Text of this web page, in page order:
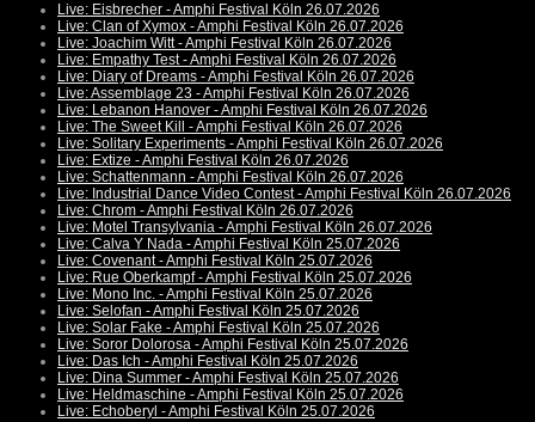
Live: Eisbrecher - Amphi Festival Köln 26.07.2026
Live: Clan of Xymox - Amphi Festival Köln 26.07.2026
Live: Joachim Witt - Amphi Festival Köln 26.07.2026
Live: Empathy Test - Amphi Festival Köln 26.07.2026
Live: Diary of Dreams - Amphi Festival Köln 26.07.2026
Live: Assemblage 23 - Amphi Festival Köln 26.07.2026
Live: Lebanon Hanover - Amphi Festival Köln 26.07.2026
Live: The Sweet Kill - Amphi Festival Köln 26.07.2026
Live: Solitary Experiments - Amphi Festival Köln 26.07.2026
Live: Extize - Amphi Festival Köln 26.07.2026
Live: Schattenmann - Amphi Festival Köln 26.07.2026
Live: Industrial Dance Video Contest - Amphi Festival Köln 26.07.2026
Live: Chrom - Amphi Festival Köln 26.07.2026
Live: Motel Transylvania - Amphi Festival Köln 26.07.2026
Live: Calva Y Nada - Amphi Festival Köln 25.07.2026
Live: Covenant - Amphi Festival Köln 25.07.2026
Live: Rue Oberkampf - Amphi Festival Köln 25.07.2026
Live: Mono Inc. - Amphi Festival Köln 25.07.2026
Live: Selofan - Amphi Festival Köln 25.07.2026
Live: Solar Fake - Amphi Festival Köln 25.07.2026
Live: Soror Dolorosa - Amphi Festival Köln 25.07.2026
Live: Das Ich - Amphi Festival Köln 25.07.2026
Live: Dina Summer - Amphi Festival Köln 25.07.2026
Live: Heldmaschine - Amphi Festival Köln 25.07.2026
Live: Echoberyl - Amphi Festival Köln 25.07.2026